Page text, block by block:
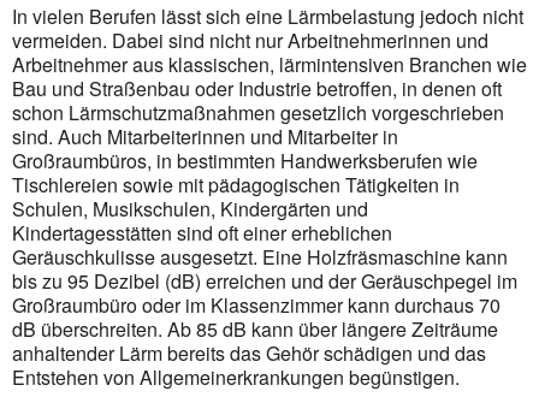
In vielen Berufen lässt sich eine Lärmbelastung jedoch nicht
vermeiden. Dabei sind nicht nur Arbeitnehmerinnen und
Arbeitnehmer aus klassischen, lärmintensiven Branchen wie
Bau und Straßenbau oder Industrie betroffen, in denen oft
schon Lärmschutzmaßnahmen gesetzlich vorgeschrieben
sind. Auch Mitarbeiterinnen und Mitarbeiter in
Großraumbüros, in bestimmten Handwerksberufen wie
Tischlereien sowie mit pädagogischen Tätigkeiten in
Schulen, Musikschulen, Kindergärten und
Kindertagesstätten sind oft einer erheblichen
Geräuschkulisse ausgesetzt. Eine Holzfräsmaschine kann
bis zu 95 Dezibel (dB) erreichen und der Geräuschpegel im
Großraumbüro oder im Klassenzimmer kann durchaus 70
dB überschreiten. Ab 85 dB kann über längere Zeiträume
anhaltender Lärm bereits das Gehör schädigen und das
Entstehen von Allgemeinerkrankungen begünstigen.